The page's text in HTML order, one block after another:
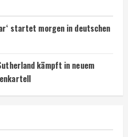
startet morgen in deutschen
kämpft in neuem